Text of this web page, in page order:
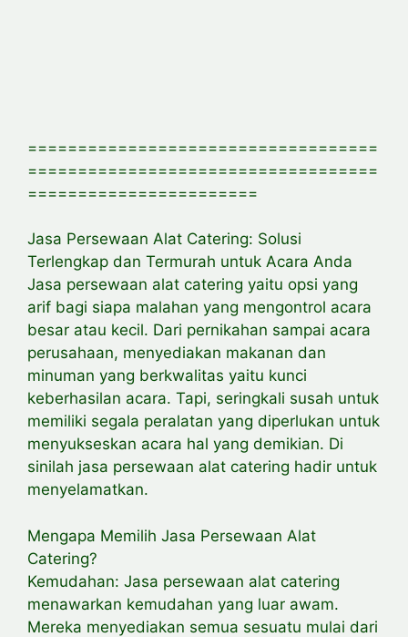
===================================
===================================
=======================
Jasa Persewaan Alat Catering: Solusi
Terlengkap dan Termurah untuk Acara Anda
Jasa persewaan alat catering yaitu opsi yang
arif bagi siapa malahan yang mengontrol acara
besar atau kecil. Dari pernikahan sampai acara
perusahaan, menyediakan makanan dan
minuman yang berkwalitas yaitu kunci
keberhasilan acara. Tapi, seringkali susah untuk
memiliki segala peralatan yang diperlukan untuk
menyukseskan acara hal yang demikian. Di
sinilah jasa persewaan alat catering hadir untuk
menyelamatkan.
Mengapa Memilih Jasa Persewaan Alat
Catering?
Kemudahan: Jasa persewaan alat catering
menawarkan kemudahan yang luar awam.
Mereka menyediakan semua sesuatu mulai dari